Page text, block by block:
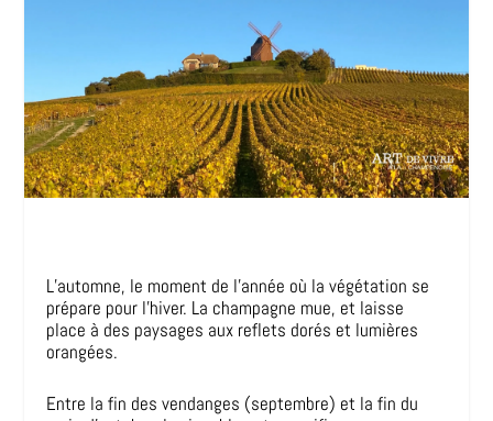
L’automne, le moment de l’année où la végétation se
prépare pour l’hiver. La champagne mue, et laisse
place à des paysages aux reflets dorés et lumières
orangées.
Entre la fin des vendanges (septembre) et la fin du